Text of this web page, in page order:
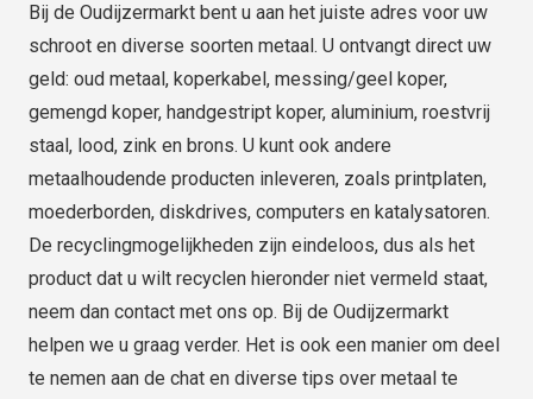
Bij de Oudijzermarkt bent u aan het juiste adres voor uw
schroot en diverse soorten metaal. U ontvangt direct uw
geld: oud metaal, koperkabel, messing/geel koper,
gemengd koper, handgestript koper, aluminium, roestvrij
staal, lood, zink en brons. U kunt ook andere
metaalhoudende producten inleveren, zoals printplaten,
moederborden, diskdrives, computers en katalysatoren.
De recyclingmogelijkheden zijn eindeloos, dus als het
product dat u wilt recyclen hieronder niet vermeld staat,
neem dan contact met ons op. Bij de Oudijzermarkt
helpen we u graag verder. Het is ook een manier om deel
te nemen aan de chat en diverse tips over metaal te